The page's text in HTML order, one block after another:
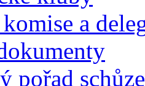
a
pořad schůze